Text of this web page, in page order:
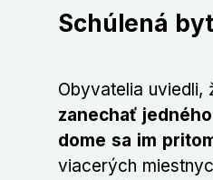
Schúlená
Obyvatelia uviedli,
zanechať
dome sa im
viacerých